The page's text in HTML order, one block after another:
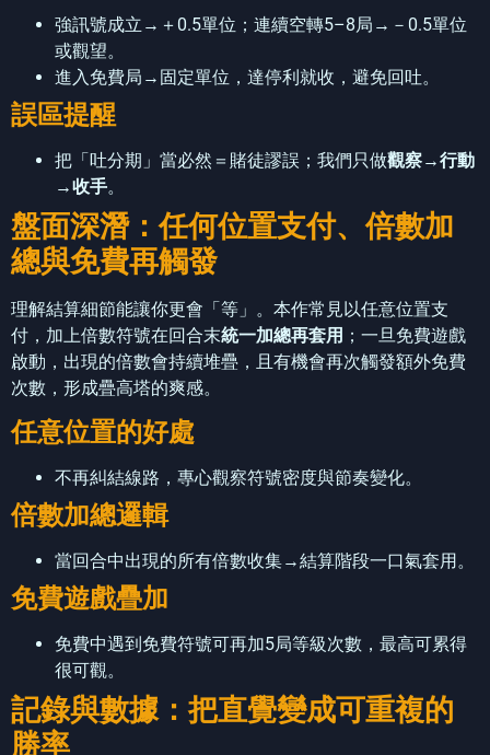
強訊號成立→＋0.5單位；連續空轉5–8局→－0.5單位
或觀望。
進入免費局→固定單位，達停利就收，避免回吐。
誤區提醒
把「吐分期」當必然＝賭徒謬誤；我們只做觀察→行動
→收手。
盤面深潛：任何位置支付、倍數加
總與免費再觸發
理解結算細節能讓你更會「等」。本作常見以任意位置支
付，加上倍數符號在回合末統一加總再套用 ；一旦免費遊戲
啟動，出現的倍數會持續堆疊，且有機會再次觸發額外免費
次數，形成疊高塔的爽感。
任意位置的好處
不再糾結線路，專心觀察符號密度與節奏變化。
倍數加總邏輯
當回合中出現的所有倍數收集→結算階段一口氣套用。
免費遊戲疊加
免費中遇到免費符號可再加5局等級次數，最高可累得
很可觀。
記錄與數據：把直覺變成可重複的
勝率